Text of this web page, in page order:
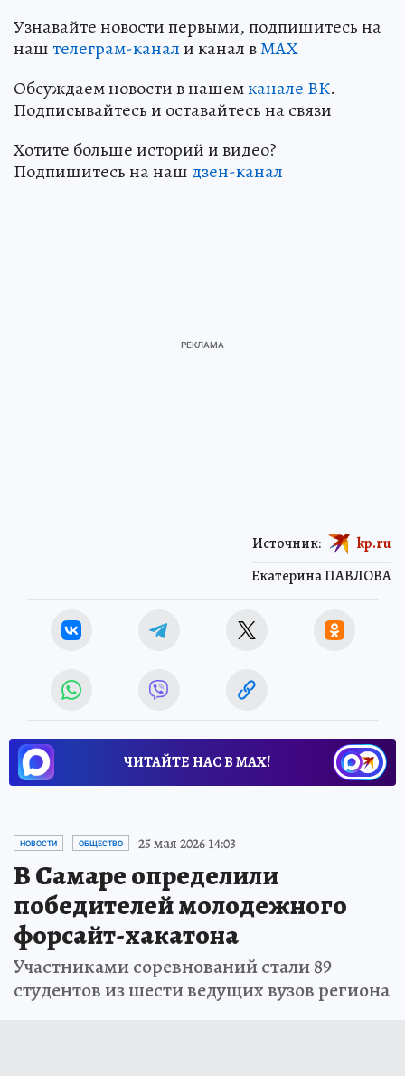
Узнавайте новости первыми, подпишитесь на
наштелеграм-канали канал вМАХ
Обсуждаем новости в нашемканале ВК.
Подписывайтесь и оставайтесь на связи
Хотите больше историй и видео?
Подпишитесь на наш дзен-канал
Екатерина ПАВЛОВА
Источник: kp.ru
ЧИТАЙТЕ НАС В МАХ!
НОВОСТИ ОБЩЕСТВО 25 мая 2026 14:03
В Самаре определили
победителей молодежного
форсайт-хакатона
Участниками соревнований стали 89
студентов из шести ведущих вузов региона